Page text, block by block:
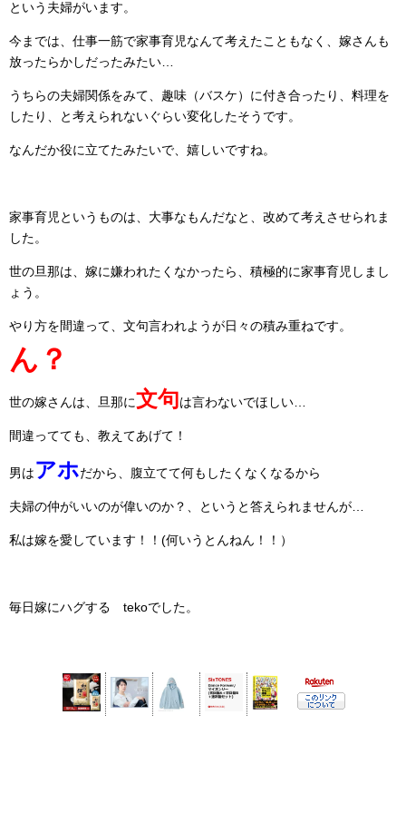
という夫婦がいます。
今までは、仕事一筋で家事育児なんて考えたこともなく、嫁さんも
放ったらかしだったみたい…
うちらの夫婦関係をみて、趣味（バスケ）に付き合ったり、料理を
したり、と考えられないぐらい変化したそうです。
なんだか役に立てたみたいで、嬉しいですね。
家事育児というものは、大事なもんだなと、改めて考えさせられま
した。
世の旦那は、嫁に嫌われたくなかったら、積極的に家事育児しまし
ょう。
やり方を間違って、文句言われようが日々の積み重ねです。
ん？
世の嫁さんは、旦那に文句は言わないでほしい…
間違ってても、教えてあげて！
男はアホだから、腹立てて何もしたくなくなるから
夫婦の仲がいいのが偉いのか？、というと答えられませんが…
私は嫁を愛しています！！(何いうとんねん！！）
毎日嫁にハグする tekoでした。